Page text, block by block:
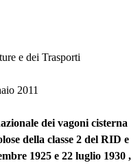
e dei Trasporti
2011
dei vagoni cisterna
della classe 2 del RID e
1925 e 22 luglio 1930 ,